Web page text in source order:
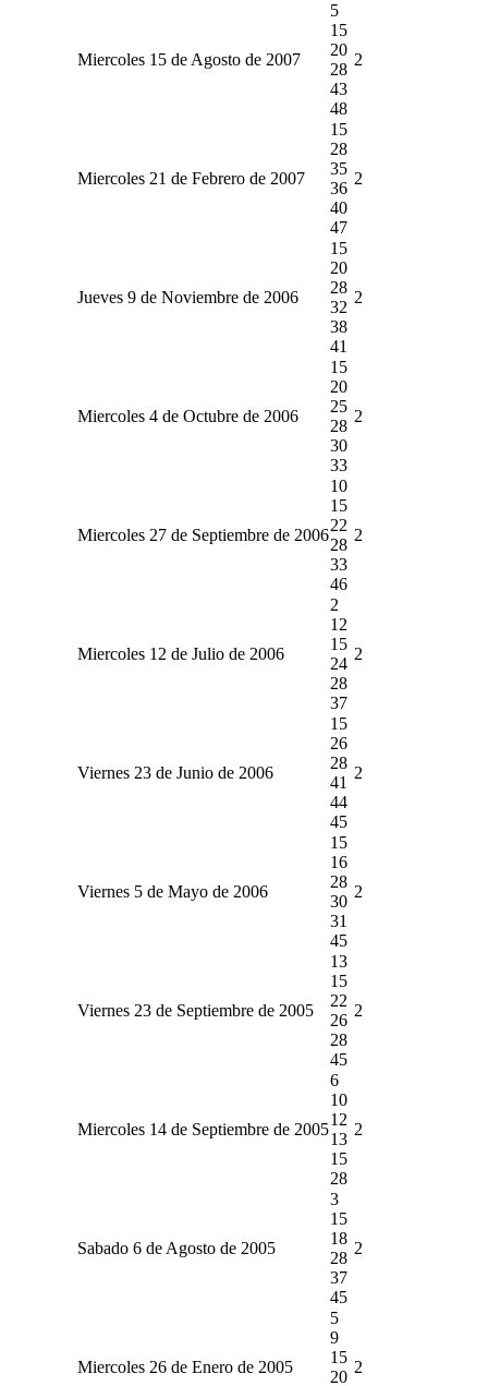
Miercoles 15 de Agosto de 2007
5
15
20
28
43
48
2
Miercoles 21 de Febrero de 2007
15
28
35
36
40
47
2
Jueves 9 de Noviembre de 2006
15
20
28
32
38
41
2
Miercoles 4 de Octubre de 2006
15
20
25
28
30
33
2
Miercoles 27 de Septiembre de 2006
10
15
22
28
33
46
2
Miercoles 12 de Julio de 2006
2
12
15
24
28
37
2
Viernes 23 de Junio de 2006
15
26
28
41
44
45
2
Viernes 5 de Mayo de 2006
15
16
28
30
31
45
2
Viernes 23 de Septiembre de 2005
13
15
22
26
28
45
2
Miercoles 14 de Septiembre de 2005
6
10
12
13
15
28
2
Sabado 6 de Agosto de 2005
3
15
18
28
37
45
2
Miercoles 26 de Enero de 2005
5
9
15
20
2